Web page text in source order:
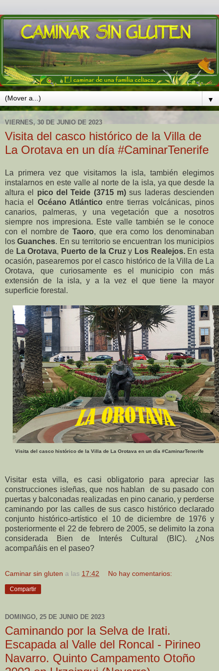
▼
VIERNES, 30 DE JUNIO DE 2023
Visita del casco histórico de la Villa de
La Orotava en un día #CaminarTenerife
La primera vez que visitamos la isla, también elegimos
instalarnos en este valle al norte de la isla, ya que desde la
altura el pico del Teide (3715 m) sus laderas descienden
hacia el Océano Atlántico entre tierras volcánicas, pinos
canarios, palmeras, y una vegetación que a nosotros
siempre nos impresiona. Este valle también se le conoce
con el nombre deTaoro, que era como los denominaban
losGuanches. En su territorio se encuentran los municipios
de La Orotava, Puerto de la Cruzy Los Realejos. En esta
ocasión, pasearemos por el casco histórico de la Villa de La
Orotava, que curiosamente es el municipio con más
extensión de la isla, y a la vez el que tiene la mayor
superficie forestal.
Visita del casco histórico de la Villa de La Orotava en un día #CaminarTenerife
Visitar esta villa, es casi obligatorio para apreciar las
construcciones isleñas, que nos hablan de su pasado con
puertas y balconadas realizadas en pino canario, y perderse
caminando por las calles de sus casco histórico declarado
conjunto histórico-artístico el 10 de diciembre de 1976 y
posteriormente el 22 de febrero de 2005, se delimito la zona
considerada Bien de Interés Cultural (BIC). ¿Nos
acompañáis en el paseo?
Caminar sin gluten a las 17:42 No hay comentarios:
Compartir
DOMINGO, 25 DE JUNIO DE 2023
Caminando por la Selva de Irati.
Escapada al Valle del Roncal - Pirineo
Navarro. Quinto Campamento Otoño